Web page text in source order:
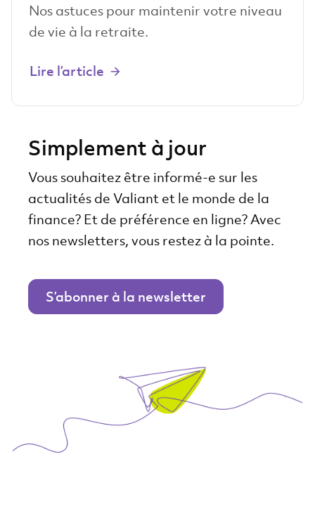
Nos astuces pour maintenir votre niveau
de vie à la retraite.
Lire l’article
Simplement à jour
Vous souhaitez être informé-e sur les
actualités de Valiant et le monde de la
finance? Et de préférence en ligne? Avec
nos newsletters, vous restez à la pointe.
S’abonner à la newsletter